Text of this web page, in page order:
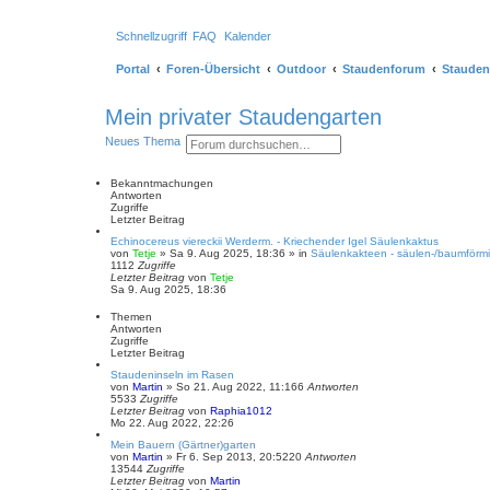
Schnellzugriff FAQ Kalender
Portal Foren-Übersicht Outdoor Staudenforum Stauden
Mein privater Staudengarten
Neues Thema S
u
h
E
r
e
t
e
u
c
Bekanntmachungen
Antworten
Zugriffe
Letzter Beitrag
Echinocereus viereckii Werderm. - Kriechender Igel Säulenkaktus
von Tetje » Sa 9. Aug 2025, 18:36 » in Säulenkakteen - säulen-/
1112 Zugriffe
Letzter Beitrag von Tetje
Sa 9. Aug 2025, 18:36
Themen
Antworten
Zugriffe
Letzter Beitrag
Staudeninseln im Rasen
von Martin » So 21. Aug 2022, 11:166 Antworten
5533 Zugriffe
Letzter Beitrag von Raphia1012
Mo 22. Aug 2022, 22:26
Mein Bauern (Gärtner)garten
von Martin » Fr 6. Sep 2013, 20:5220 Antworten
13544 Zugriffe
Letzter Beitrag von Martin